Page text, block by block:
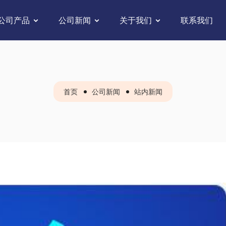
司产品 公司新闻 关于我们 联系我们
首页 公司新闻 站内新闻